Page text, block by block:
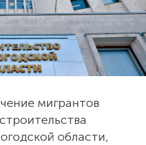
мигрантов
области,